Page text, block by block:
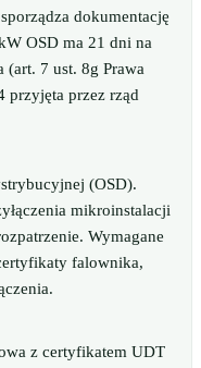
dokumentację
OSD ma 21 dni na
(art. 7 ust. 8g Prawa
przyjęta przez rząd
(OSD).
mikroinstalacji
Wymagane
falownika,
z certyfikatem UDT